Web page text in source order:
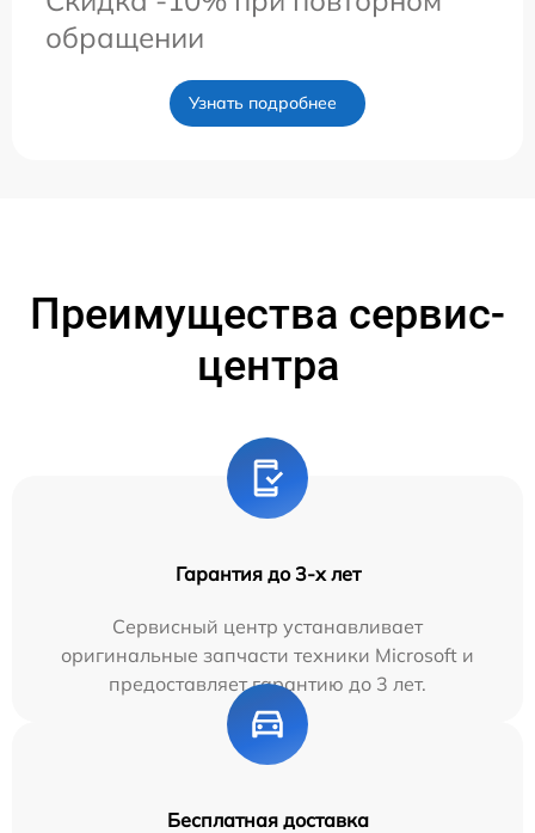
обращении
Узнать подробнее
Преимущества сервис-
центра
Гарантия до 3-х лет
Сервисный центр устанавливает
оригинальные запчасти техники Microsoft и
предоставляет гарантию до 3 лет.
Бесплатная доставка